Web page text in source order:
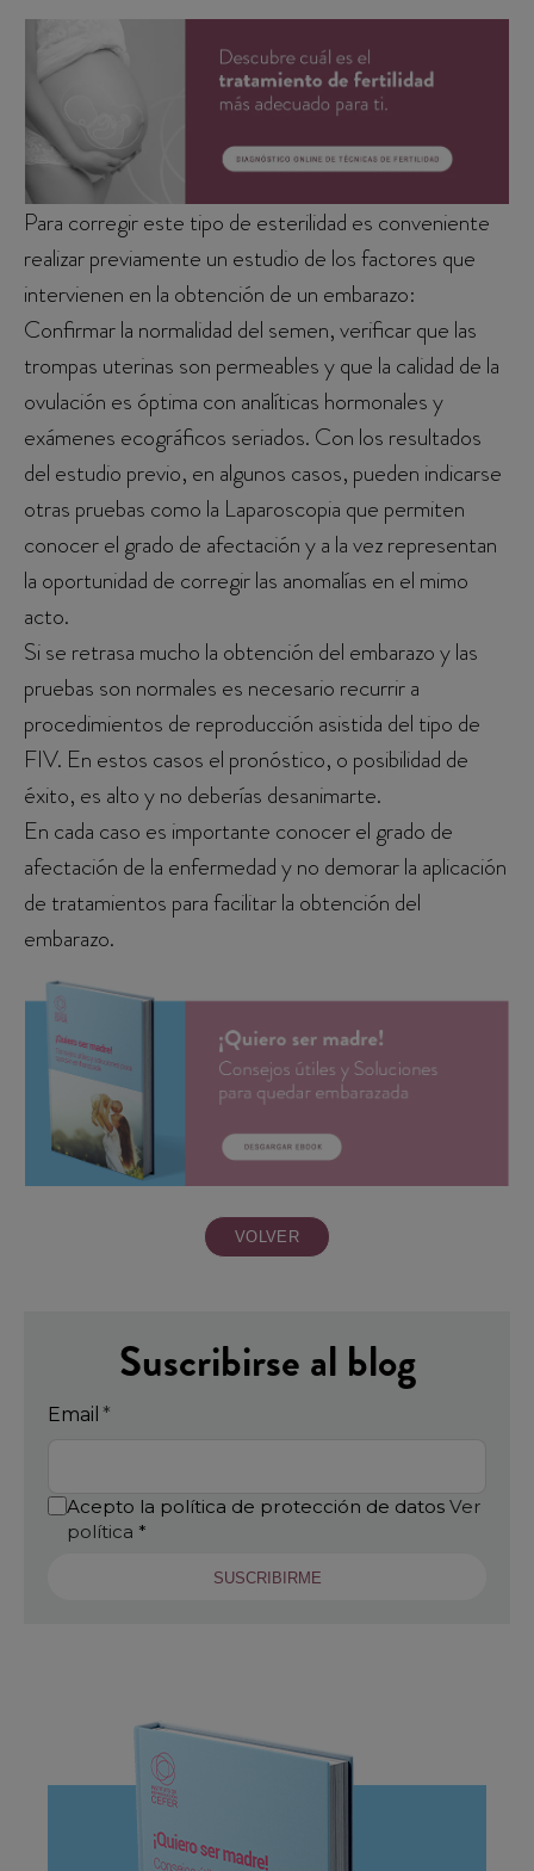
Para corregir este tipo de esterilidad es conveniente
realizar previamente un estudio de los factores que
intervienen en la obtención de un embarazo:
Confirmar la normalidad del semen, verificar que las
trompas uterinas son permeables y que la calidad de la
ovulación es óptima con analíticas hormonales y
exámenes ecográficos seriados. Con los resultados
del estudio previo, en algunos casos, pueden indicarse
otras pruebas como la Laparoscopia que permiten
conocer el grado de afectación y a la vez representan
la oportunidad de corregir las anomalías en el mimo
acto.
Si se retrasa mucho la obtención del embarazo y las
pruebas son normales es necesario recurrir a
procedimientos de reproducción asistida del tipo de
FIV. En estos casos el pronóstico, o posibilidad de
éxito, es alto y no deberías desanimarte.
En cada caso es importante conocer el grado de
afectación de la enfermedad y no demorar la aplicación
de tratamientos para facilitar la obtención del
embarazo.
VOLVER
Suscribirse al blog
Email *
Acepto la política de protección de datos Ver
política *
SUSCRIBIRME